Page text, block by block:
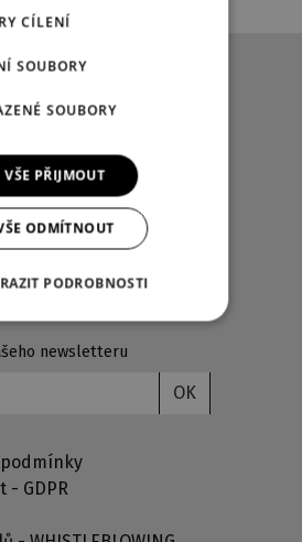
30
newsletteru
OK
- GDPR
CÍLENÍ
SOUBORY
SOUBORY
VŠE PŘIJMOUT
ODMÍTNOUT
PODROBNOSTI